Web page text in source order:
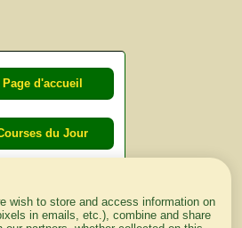
Page d'accueil
du Jour
lendemain
wish to store and access information on
in emails, etc.), combine and share